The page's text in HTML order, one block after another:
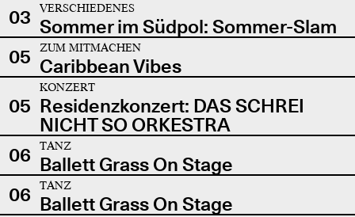
03
VERSCHIEDENES
Sommer im Südpol: Sommer-Slam
05
ZUM MITMACHEN
Caribbean Vibes
05
KONZERT
Residenzkonzert: DAS SCHREI
NICHT SO ORKESTRA
06
TANZ
Ballett Grass On Stage
06
TANZ
Ballett Grass On Stage